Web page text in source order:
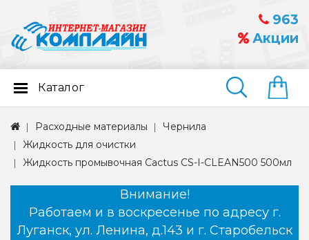
963
Акции
Найти
Каталог
Расходные материалы
Чернила
Жидкость для очистки
Жидкость промывочная Cactus CS-I-CLEAN500 500мл
Внимание!
Работаем и в воскресенье по адресу г.
Луганск, ул. Ленина, д.143 и г. Старобельск